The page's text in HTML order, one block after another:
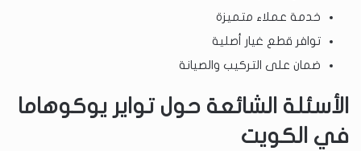
خدمة عملاء متميزة
توافر قطع غيار أصلية
ضمان على التركيب والصيانة
الأسئلة الشائعة حول تواير يوكوهاما
في الكويت